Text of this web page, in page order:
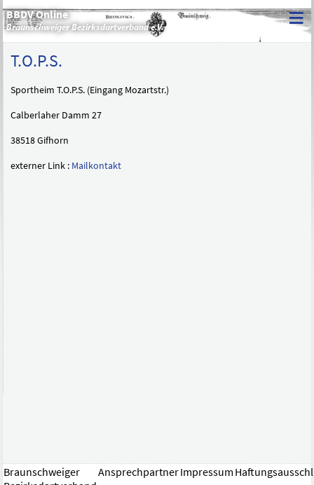
BBDV Online
Braunschweiger Bezirksdartverband e.V. ≡
T.O.P.S.
Sportheim T.O.P.S. (Eingang Mozartstr.)
Calberlaher Damm 27
38518 Gifhorn
externer Link : Mailkontakt
Braunschweiger
AnsprechpartnerImpressum